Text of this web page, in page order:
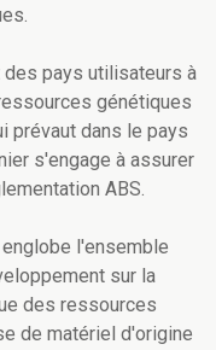
des pays utilisateurs à
génétiques
prévaut dans le pays
s'engage à assurer
ABS.
englobe l'ensemble
sur la
des ressources
de matériel d'origine